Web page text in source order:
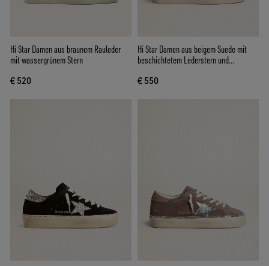
Hi Star Damen aus braunem Rauleder
mit wassergrünem Stern
€ 520
Hi Star Damen aus beigem Suede mit
beschichtetem Lederstern und
€ 550